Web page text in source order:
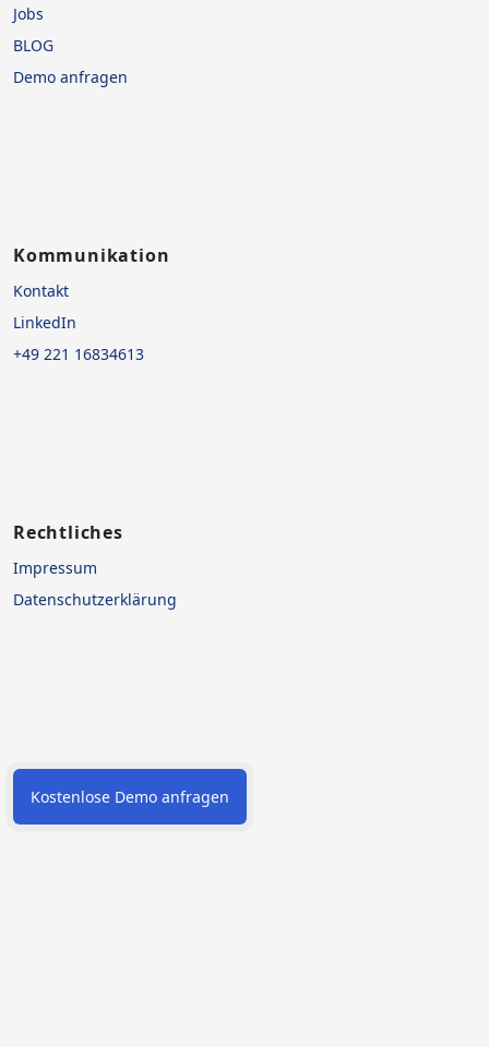
Jobs
BLOG
Demo anfragen
Kommunikation
Kontakt
LinkedIn
+49 221 16834613
Rechtliches
Impressum
Datenschutzerklärung
Kostenlose Demo anfragen